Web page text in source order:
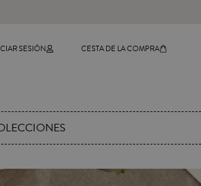
SESIÓN CESTA DE LA COMPRA